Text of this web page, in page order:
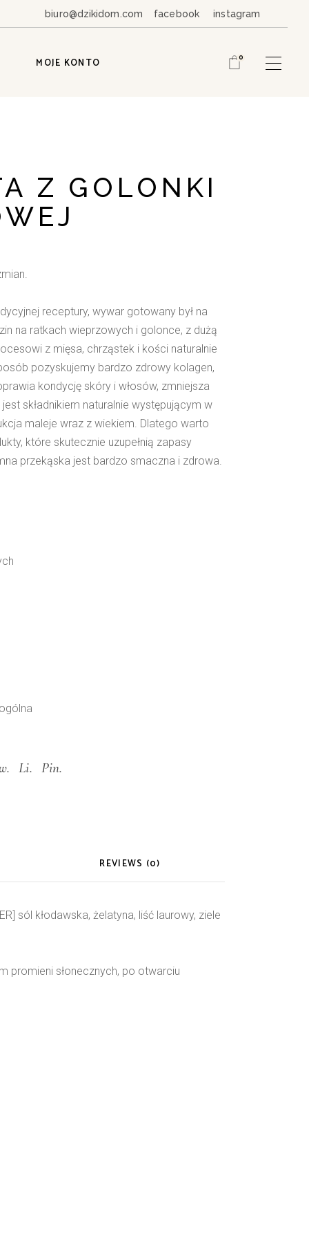
biuro@dzikidom.com facebook instagram
MOJE KONTO 0
Z GOLONKI
receptury, wywar gotowany był na
na ratkach wieprzowych i golonce, z dużą
z mięsa, chrząstek i kości naturalnie
pozyskujemy bardzo zdrowy kolagen,
kondycję skóry i włosów, zmniejsza
składnikiem naturalnie występującym w
maleje wraz z wiekiem. Dlatego warto
które skutecznie uzupełnią zapasy
przekąska jest bardzo smaczna i zdrowa.
Li. Pin.
REVIEWS (0)
sól kłodawska, żelatyna, liść laurowy, ziele
promieni słonecznych, po otwarciu